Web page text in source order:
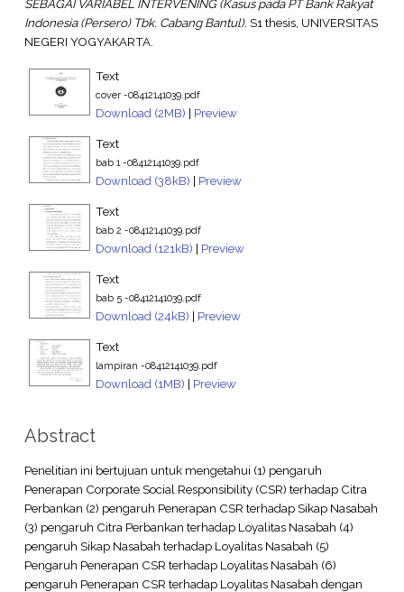
SEBAGAI VARIABEL INTERVENING (Kasus pada PT Bank Rakyat
Indonesia (Persero) Tbk. Cabang Bantul). S1 thesis, UNIVERSITAS
NEGERI YOGYAKARTA.
Text
cover -08412141039.pdf
Download (2MB) | Preview
Text
bab 1 -08412141039.pdf
Download (38kB) | Preview
Text
bab 2 -08412141039.pdf
Download (121kB) | Preview
Text
bab 5 -08412141039.pdf
Download (24kB) | Preview
Text
lampiran -08412141039.pdf
Download (1MB) | Preview
Abstract
Penelitian ini bertujuan untuk mengetahui (1) pengaruh
Penerapan Corporate Social Responsibility (CSR) terhadap Citra
Perbankan (2) pengaruh Penerapan CSR terhadap Sikap Nasabah
(3) pengaruh Citra Perbankan terhadap Loyalitas Nasabah (4)
pengaruh Sikap Nasabah terhadap Loyalitas Nasabah (5)
Pengaruh Penerapan CSR terhadap Loyalitas Nasabah (6)
pengaruh Penerapan CSR terhadap Loyalitas Nasabah dengan